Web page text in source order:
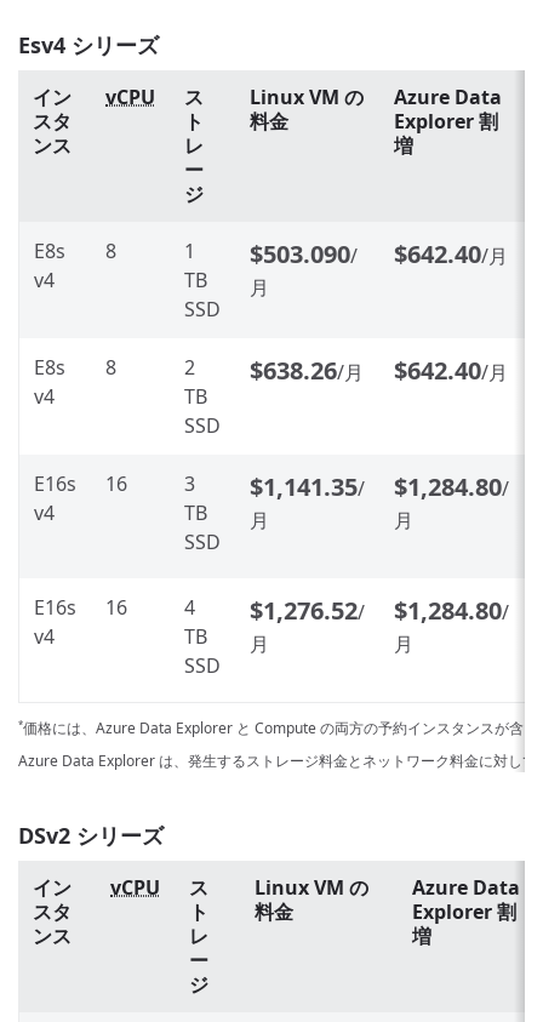
Esv4 シリーズ
イン
スタ
ンス
vCPU
ス
ト
レ
ー
ジ
Linux VM の
料金
Azure Data
Explorer 割
増
E8s
v4
8
1
TB
SSD
$503.090/
月
$642.40/月
E8s
v4
8
2
TB
SSD
$638.26/月 $642.40/月
E16s
v4
16
3
TB
SSD
$1,141.35/
月
$1,284.80/
月
E16s
v4
16
4
TB
SSD
$1,276.52/
月
$1,284.80/
月
*価格には、Azure Data Explorer と Compute の両方の予約インスタンスが含ま
Azure Data Explorer は、発生するストレージ料金とネットワーク料金に対して
DSv2 シリーズ
イン
スタ
ンス
vCPU
ス
ト
レ
ー
ジ
Linux VM の
料金
Azure Data
Explorer 割
増